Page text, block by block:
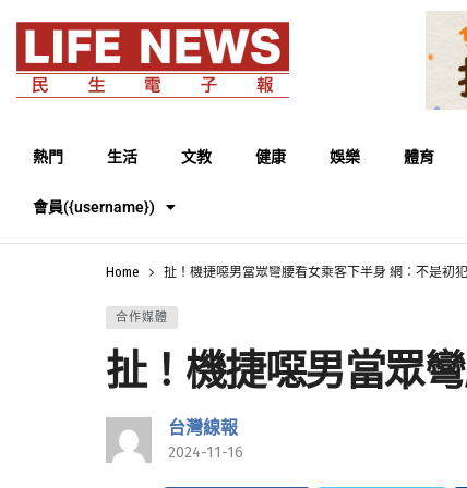
熱門 生活 文教 健康 娛樂 體育
會員({username})
Home 扯！機捷噁男當眾彎腰看女乘客下半身 網：不是初犯
合作媒體
扯！機捷噁男當眾
台灣線報
2024-11-16